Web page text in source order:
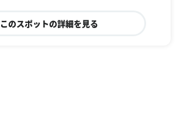
このスポットの詳細を見る